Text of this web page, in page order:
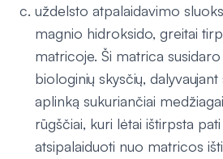
uždelsto atpalaidavimo
magnio hidroksido, greitai
matricoje. Ši matrica
biologinių skysčių,
aplinką sukuriančiai
rūgščiai, kuri lėtai ištirpsta
atsipalaiduoti nuo matricos